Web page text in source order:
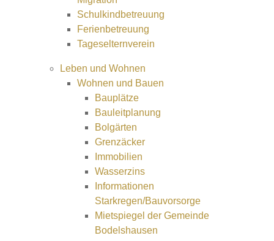
Schulkindbetreuung
Ferienbetreuung
Tageselternverein
Leben und Wohnen
Wohnen und Bauen
Bauplätze
Bauleitplanung
Bolgärten
Grenzäcker
Immobilien
Wasserzins
Informationen
Starkregen/Bauvorsorge
Mietspiegel der Gemeinde
Bodelshausen